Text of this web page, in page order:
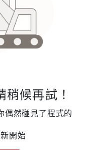
候再試！
偶然碰見了程式的
開始